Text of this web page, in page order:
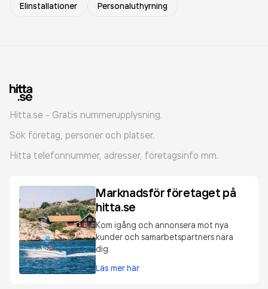
Elinstallationer
Personaluthyrning
Hitta.se - Gratis nummerupplysning.
Sök företag, personer och platser.
Hitta telefonnummer, adresser, företagsinfo mm.
Marknadsför företaget på
hitta.se
Kom igång och annonsera mot nya
kunder och samarbetspartners nära
dig.
Läs mer här